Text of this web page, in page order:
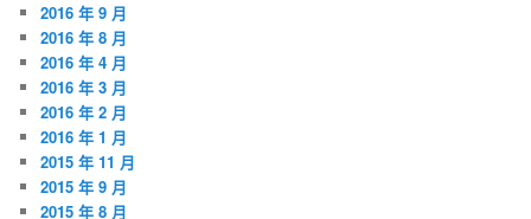
2016 年 9 月
2016 年 8 月
2016 年 4 月
2016 年 3 月
2016 年 2 月
2016 年 1 月
2015 年 11 月
2015 年 9 月
2015 年 8 月